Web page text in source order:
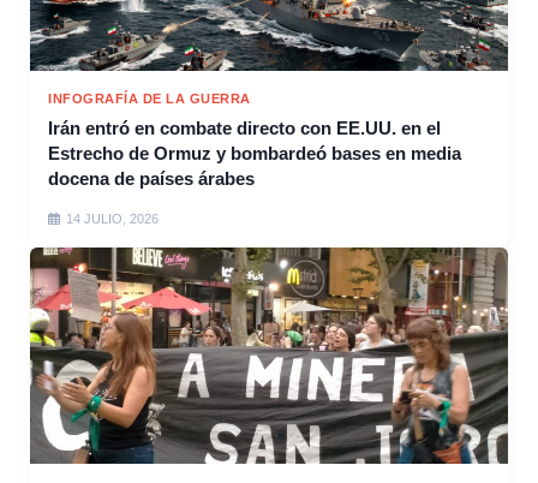
INFOGRAFÍA DE LA GUERRA
Irán entró en combate directo con EE.UU. en el
Estrecho de Ormuz y bombardeó bases en media
docena de países árabes
14 JULIO, 2026